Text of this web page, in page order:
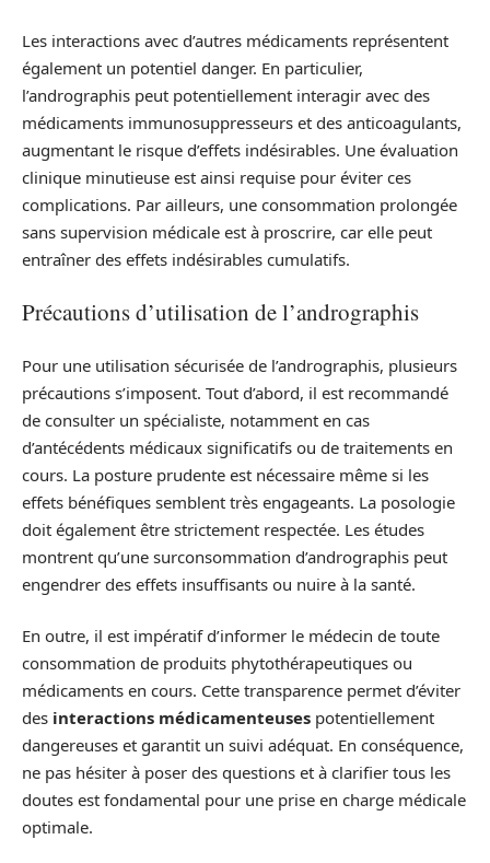
Les interactions avec d’autres médicaments représentent
également un potentiel danger. En particulier,
l’andrographis peut potentiellement interagir avec des
médicaments immunosuppresseurs et des anticoagulants,
augmentant le risque d’effets indésirables. Une évaluation
clinique minutieuse est ainsi requise pour éviter ces
complications. Par ailleurs, une consommation prolongée
sans supervision médicale est à proscrire, car elle peut
entraîner des effets indésirables cumulatifs.
Précautions d’utilisation de l’andrographis
Pour une utilisation sécurisée de l’andrographis, plusieurs
précautions s’imposent. Tout d’abord, il est recommandé
de consulter un spécialiste, notamment en cas
d’antécédents médicaux significatifs ou de traitements en
cours. La posture prudente est nécessaire même si les
effets bénéfiques semblent très engageants. La posologie
doit également être strictement respectée. Les études
montrent qu’une surconsommation d’andrographis peut
engendrer des effets insuffisants ou nuire à la santé.
En outre, il est impératif d’informer le médecin de toute
consommation de produits phytothérapeutiques ou
médicaments en cours. Cette transparence permet d’éviter
des interactions médicamenteuses potentiellement
dangereuses et garantit un suivi adéquat. En conséquence,
ne pas hésiter à poser des questions et à clarifier tous les
doutes est fondamental pour une prise en charge médicale
optimale.